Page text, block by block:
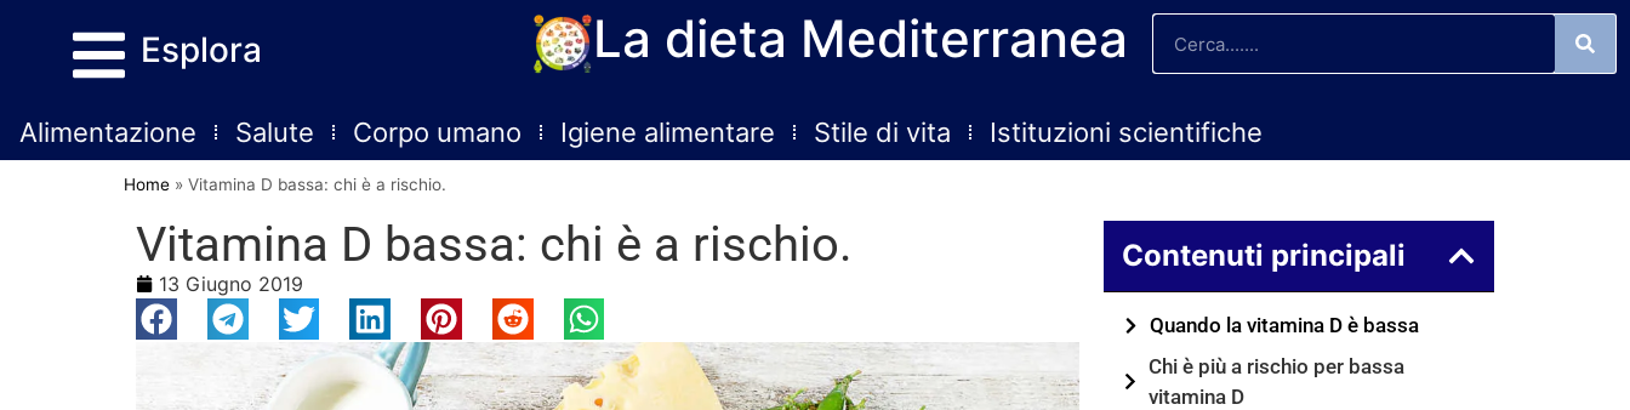
La dieta Mediterranea
Esplora
Alimentazione Salute Corpo umano Igiene alimentare Stile di vita Istituzioni scientifiche
Home » Vitamina D bassa: chi è a rischio.
Vitamina D bassa: chi è a rischio.
13 Giugno 2019
Contenuti principali
Quando la vitamina D è bassa
Chi è più a rischio per bassa
vitamina D